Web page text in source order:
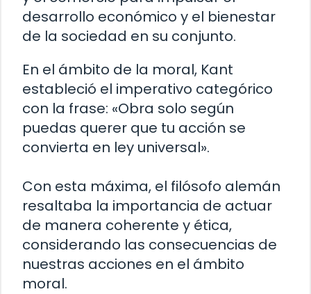
desarrollo económico y el bienestar
de la sociedad en su conjunto.
En el ámbito de la moral, Kant
estableció el imperativo categórico
con la frase: «Obra solo según
puedas querer que tu acción se
convierta en ley universal».
Con esta máxima, el filósofo alemán
resaltaba la importancia de actuar
de manera coherente y ética,
considerando las consecuencias de
nuestras acciones en el ámbito
moral.